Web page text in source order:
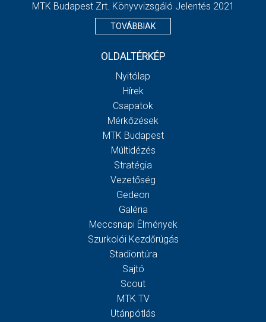
MTK Budapest Zrt. Könyvvizsgáló Jelentés 2021
TOVÁBBIAK
OLDALTÉRKÉP
Nyitólap
Hírek
Csapatok
Mérkőzések
MTK Budapest
Múltidézés
Stratégia
Vezetőség
Gedeon
Galéria
Meccsnapi Élmények
Szurkolói Kezdőrúgás
Stadiontúra
Sajtó
Scout
MTK TV
Utánpótlás